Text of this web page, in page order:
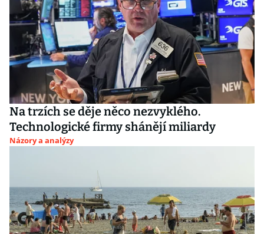
Na trzích se děje něco nezvyklého.
Technologické firmy shánějí miliardy
Názory a analýzy